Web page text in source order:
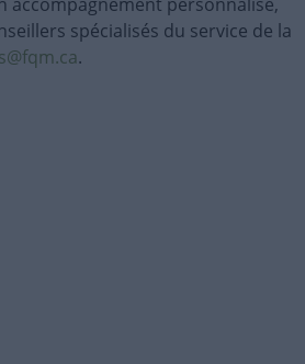
spécialisés du service de la
.